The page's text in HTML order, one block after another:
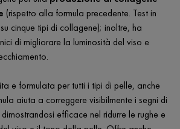
(rispetto alla formula precedente. Test in
cinque tipi di collagene); inoltre, ha
di migliorare la luminosità del viso e
e formulata per tutti i tipi di pelle, anche
aiuta a correggere visibilmente i segni di
efficace nel ridurre le rughe e